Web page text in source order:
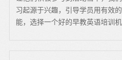
习起源于兴趣，引导学员用有效
能，选择一个好的早教英语培训